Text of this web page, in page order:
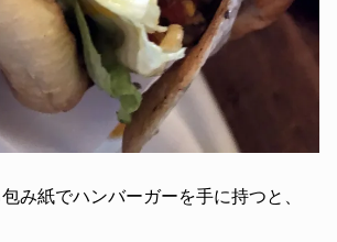
み紙でハンバーガーを手に持つと、